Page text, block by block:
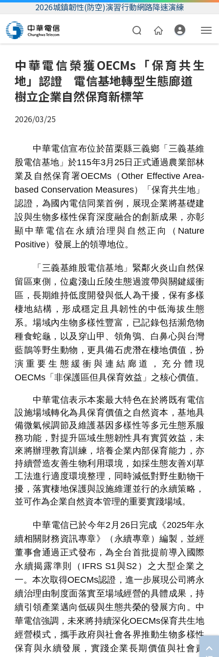
2026城鎮韌性(防空)演習行動網路降速演練
帳單繳費
我的帳號
個
人
家
庭
企
業
國
際
科
技
研
發
關
於
我
們
產品
中華電信榮獲OECMs「保育共生
地」認證 電信基地轉型生態廊道
樹立企業自然保育新標竿
2026/03/25
中華電信宣布位於苗栗縣三義鄉「三義基維
股電信基地」於115年3月 25 日正式通過農業部林
業及自然保育署OECMs（Other Effective Area-
based Conservation Measures）「保育共生地」
認證，為國內電信同業首例，展現企業將基礎建
設與生物多樣性保育深度融合的創新成果，亦彰
顯中華電信在永續治理與自然正向（ Nature
Positive）發展上的領導地位。
「三義基維股電信基地」緊鄰火炎山自然保
留區東側，位處淺山丘陵生態過渡帶與關鍵緩衝
區，長期維持低度開發與低人為干擾，保有多樣
棲地結構，形成穩定且具韌性的中低海拔生態
系。場域內生物多樣性豐富，已記錄包括瀕危物
種食蛇龜，以及穿山甲、領角鴞、白鼻心與台灣
藍鵲等野生動物，更具備石虎潛在棲地價值，扮
演重要生態緩衝與連結廊道，充分體現
OECMs 「非保護區但具保育效益」之核心價值。
中華電信表示本案最大特色在於將既有電信
設施場域轉化為具保育價值之自然資本，基地具
備微氣候調節及維護基因多樣性等多元生態系服
務功能，對提升區域生態韌性具有實質效益，未
來將辦理教育訓練，培養企業內部保育能力，亦
持續營造友善生物利用環境，如採生態友善刈草
工法進行適度環境整理，同時減低對野生動物干
擾，落實棲地保護與設施維運並行的永續策略，
並可作為企業自然資本管理的重要實踐場域。
中華電信已於今年2 月 26日完成《2025年永
續相關財務資訊專章》（永續專章）編製，並經
董事會通過正式發布，為全台首批提前導入國際
永續揭露準則（ IFRS S1與S2 ）之大型企業之
一。本次取得OECMs認證，進一步展現公司將永
續治理由制度面落實至場域經營的具體成果，持
續引領產業邁向低碳與生態共榮的發展方向。中
華電信強調，未來將持續深化OECMs保育共生地
經營模式，攜手政府與社會各界推動生物多樣性
保育與永續發展，實踐企業長期價值與社會責